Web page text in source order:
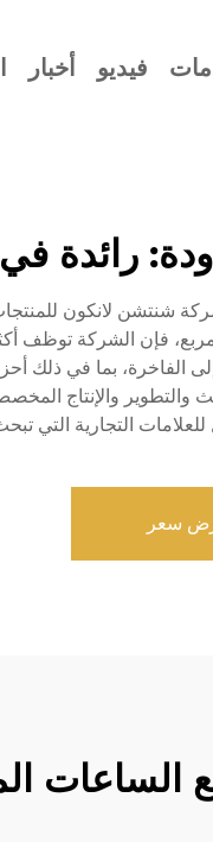
فيديو أخبار
لتكنولوجيا الدقة المحدودة، تأسست في
الفاخرة، بما في ذلك
للعلامات التجارية
سعر
الساعات